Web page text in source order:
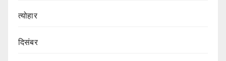
त्योहार
दिसंबर